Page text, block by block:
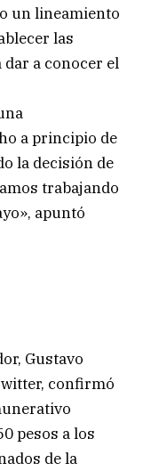
un lineamiento
las
a conocer el
a principio de
la decisión de
trabajando
apuntó
Gustavo
confirmó
pesos a los
de la